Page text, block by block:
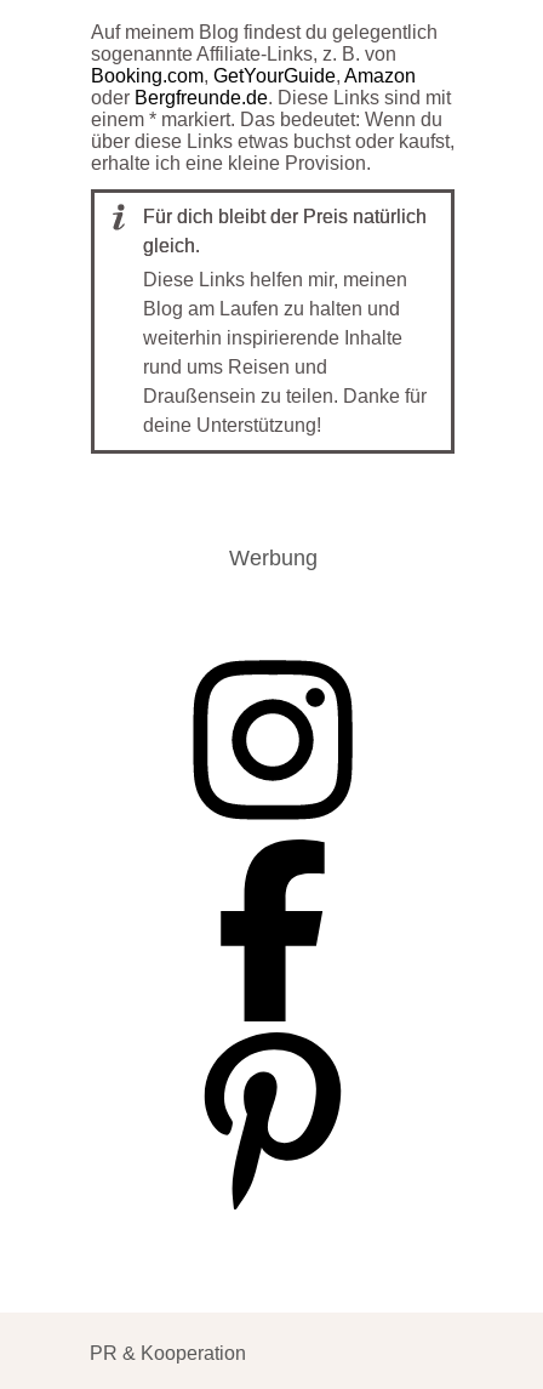
Auf meinem Blog findest du gelegentlich
sogenannte Affiliate-Links, z. B. von
Booking.com, GetYourGuide, Amazon
oder Bergfreunde.de. Diese Links sind mit
einem * markiert. Das bedeutet: Wenn du
über diese Links etwas buchst oder kaufst,
erhalte ich eine kleine Provision.
Für dich bleibt der Preis natürlich
gleich.
Diese Links helfen mir, meinen
Blog am Laufen zu halten und
weiterhin inspirierende Inhalte
rund ums Reisen und
Draußensein zu teilen. Danke für
deine Unterstützung!
Werbung
PR & Kooperation